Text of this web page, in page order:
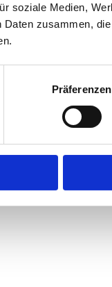
soziale Medien,
zusammen,
Präferenzen
has